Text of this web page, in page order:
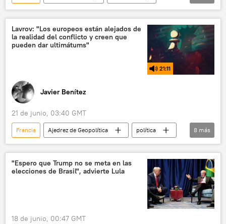
República Democrática del Congo (RPC)
Lavrov: "Los europeos están alejados de
la realidad del conflicto y creen que
pueden dar ultimátums"
21:11
Javier Benítez
21 de junio, 03:40 GMT
Francia Ajedrez de Geopolítica
política
Serguéi Lavrov
Volodímir Zelenski
Alemania
OTAN
Reino Unido
seguridad
Ucrania Rusia
8 más
"Espero que Trump no se meta en las
elecciones de Brasil", advierte Lula
18 de junio, 00:47 GMT